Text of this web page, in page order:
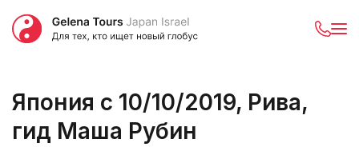
Япония с 10/10/2019, Рива,
гид Маша Рубин